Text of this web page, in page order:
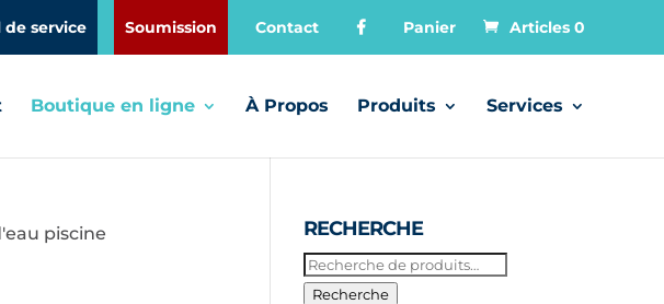
de service Soumission Contact Panier Articles 0
Boutique en ligne À Propos Produits Services
piscine RECHERCHE
Recherche
pour :
Recherche